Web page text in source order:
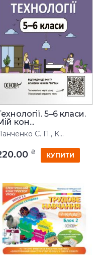
5–6 класи.
кон...
С. П., К...
₴ КУПИТИ